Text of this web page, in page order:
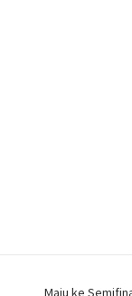
Maju ke